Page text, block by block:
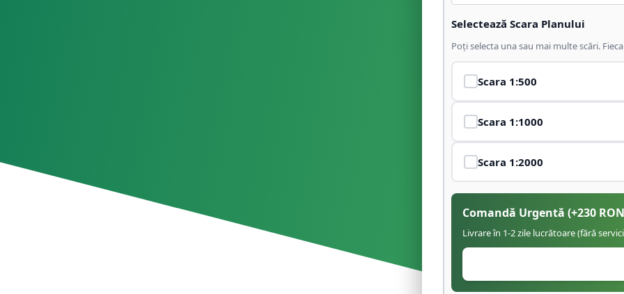
Selectează Scara Planului
Poți selecta una sau mai multe scări.
Scara 1:500
Scara 1:1000
Scara 1:2000
Comandă Urgentă (+230
Livrare în 1-2 zile lucrătoare (fără